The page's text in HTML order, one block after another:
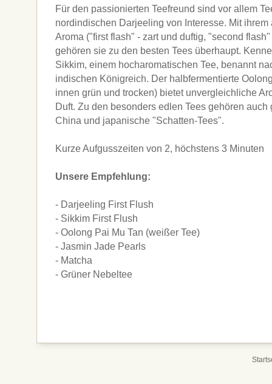
Für den passionierten Teefreund sind vor allem
nordindischen Darjeeling von Interesse. Mit
Aroma ("first flash" - zart und duftig, "second
gehören sie zu den besten Tees überhaupt.
Sikkim, einem hocharomatischen Tee, benannt
indischen Königreich. Der halbfermentierte
innen grün und trocken) bietet unvergleichliche
Duft. Zu den besonders edlen Tees gehören auch
China und japanische "Schatten-Tees".
Kurze Aufgusszeiten von 2, höchstens 3 Minuten
Unsere Empfehlung:
- Darjeeling First Flush
- Sikkim First Flush
- Oolong Pai Mu Tan (weißer Tee)
- Jasmin Jade Pearls
- Matcha
- Grüner Nebeltee